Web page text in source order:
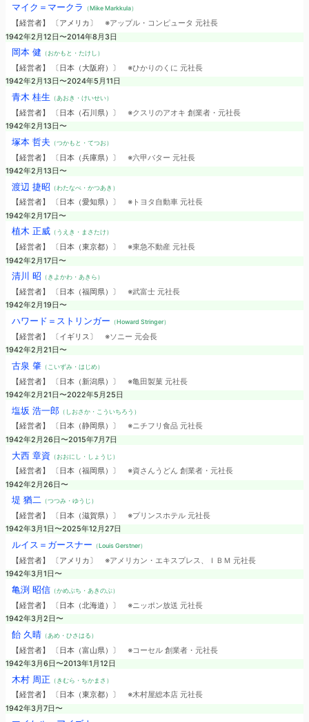
マイク＝マークラ （Mike Markkula）
【経営者】 〔アメリカ〕 ※アップル・コンピュータ 元社長
1942年2月12日〜2014年8月3日
岡本 健 （おかもと・たけし）
【経営者】 〔日本（大阪府）〕 ※ひかりのくに 元社長
1942年2月13日〜2024年5月11日
青木 桂生 （あおき・けいせい）
【経営者】 〔日本（石川県）〕 ※クスリのアオキ 創業者・元社長
1942年2月13日〜
塚本 哲夫 （つかもと・てつお）
【経営者】 〔日本（兵庫県）〕 ※六甲バター 元社長
1942年2月13日〜
渡辺 捷昭 （わたなべ・かつあき）
【経営者】 〔日本（愛知県）〕 ※トヨタ自動車 元社長
1942年2月17日〜
植木 正威（うえき・まさたけ）
【経営者】 〔日本（東京都）〕 ※東急不動産 元社長
1942年2月17日〜
清川 昭 （きよかわ・あきら）
【経営者】 〔日本（福岡県）〕 ※武富士 元社長
1942年2月19日〜
ハワード＝ストリンガー （Howard Stringer）
【経営者】 〔イギリス〕 ※ソニー 元会長
1942年2月21日〜
古泉 肇（こいずみ・はじめ）
【経営者】 〔日本（新潟県）〕 ※亀田製菓 元社長
1942年2月21日〜2022年5月25日
塩坂 浩一郎（しおさか・こういちろう）
【経営者】 〔日本（静岡県）〕 ※ニチフリ食品 元社長
1942年2月26日〜2015年7月7日
大西 章資 （おおにし・しょうじ）
【経営者】 〔日本（福岡県）〕 ※資さんうどん 創業者・元社長
1942年2月26日〜
堤 猶二（つつみ・ゆうじ）
【経営者】 〔日本（滋賀県）〕 ※プリンスホテル 元社長
1942年3月1日〜2025年12月27日
ルイス＝ガースナー （Louis Gerstner）
【経営者】 〔アメリカ〕 ※アメリカン・エキスプレス、ＩＢＭ 元社長
1942年3月1日〜
亀渕 昭信（かめぶち・あきのぶ）
【経営者】 〔日本（北海道）〕 ※ニッポン放送 元社長
1942年3月2日〜
飴 久晴（あめ・ひさはる）
【経営者】 〔日本（富山県）〕 ※コーセル 創業者・元社長
1942年3月6日〜2013年1月12日
木村 周正 （きむら・ちかまさ）
【経営者】 〔日本（東京都）〕 ※木村屋総本店 元社長
1942年3月7日〜